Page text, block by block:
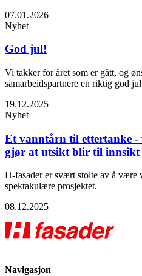
07.01.2026
Nyhet
God jul!
Vi takker for året som er gått, og
samarbeidspartnere en riktig god
19.12.2025
Nyhet
Et vanntårn til ettertanke
gjør at utsikt blir til innsikt
H-fasader er svært stolte av å være
spektakulære prosjektet.
08.12.2025
Navigasjon